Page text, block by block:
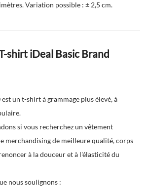
Variation possible : ± 2,5 cm.
shirt iDeal Basic Brand
un t-shirt à grammage plus élevé, à
si vous recherchez un vêtement
merchandising de meilleure qualité, corps
à la douceur et à l'élasticité du
nous soulignons :